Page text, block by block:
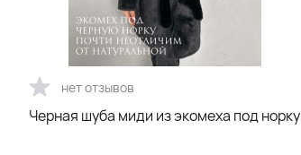
нет отзывов
Черная шуба миди из экомеха под норку